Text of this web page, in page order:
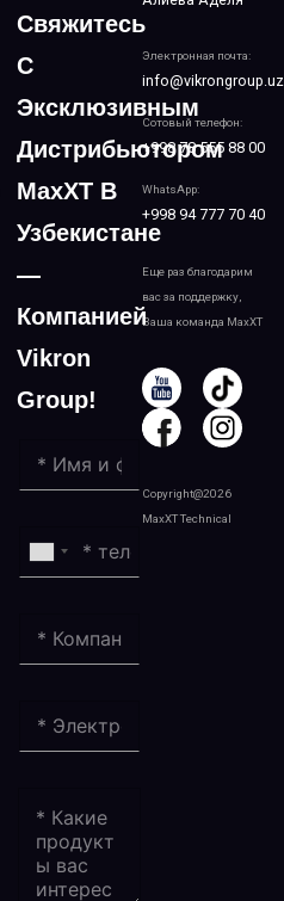
Электронная почта:
info@vikrongroup.uz
Сотовый телефон:
+998 78 555 88 00
WhatsApp:
+998 94 777 70 40
Еще раз благодарим
вас за поддержку,
Ваша команда MaxXT
Copyright@2026
MaxXT Technical
Свяжитесь
С
Эксклюзивным
Дистрибьютором
MaxXT В
Узбекистане
—
Компанией
Vikron
Group!